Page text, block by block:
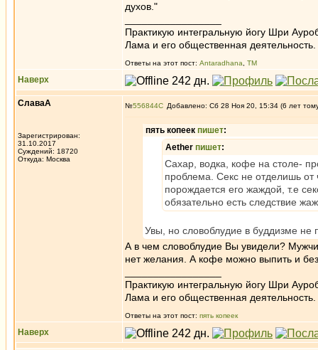
духов."
Практикую интегральную йогу Шри
Лама и его общественная деятельность.
Ответы на этот пост: Antaradhana ТМ
Наверх
СлаваА
Зарегистрирован:
31.10.2017
Суждений: 18720
Откуда: Москва
№556844 Добавлено: Сб 28 Ноя 20, 15:34 (6 лет
пять копеек пишет:
Aether пишет:
Сахар, водка, кофе на столе-
проблема. Секс не отделишь от
порождается его жаждой, т.е
обязательно есть следствие
Увы, но словоблудие в буддизме не
А в чем словоблудие Вы увидели?
нет желания. А кофе можно выпить и
Практикую интегральную йогу Шри
Лама и его общественная деятельность.
Ответы на этот пост: пять копеек
Наверх